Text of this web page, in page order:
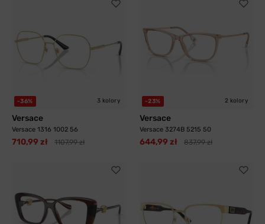
-36% 3 kolory
Versace
Versace 1316 1002 56
710,99 zł 1107,99 zł
-23% 2 kolory
Versace
Versace 3274B 5215 50
644,99 zł 837,99 zł